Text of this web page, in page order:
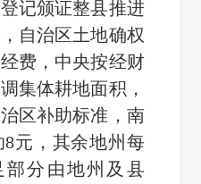
记颁证整县推进
自治区土地确权
费，中央按经财
集体耕地面积，
区补助标准，南
元，其余地州每
分由地州及县